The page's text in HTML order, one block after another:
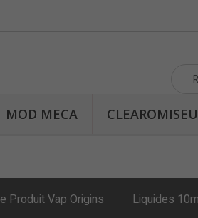
MOD MECA
Produit Vap Origins Liquides